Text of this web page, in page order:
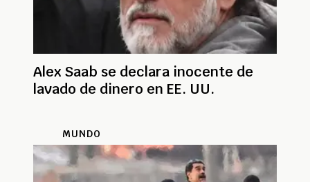
Alex Saab se declara inocente de
lavado de dinero en EE. UU.
MUNDO